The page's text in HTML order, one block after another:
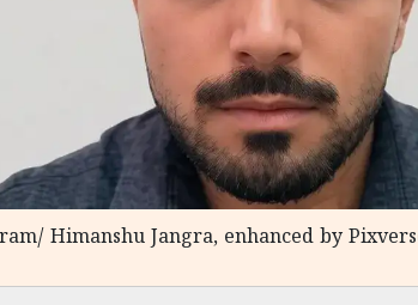
Himanshu Jangra, enhanced by